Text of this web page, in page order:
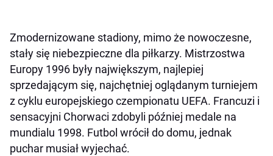
Zmodernizowane stadiony, mimo że nowoczesne,
stały się niebezpieczne dla piłkarzy. Mistrzostwa
Europy 1996 były największym, najlepiej
sprzedającym się, najchętniej oglądanym turniejem
z cyklu europejskiego czempionatu UEFA. Francuzi i
sensacyjni Chorwaci zdobyli później medale na
mundialu 1998. Futbol wrócił do domu, jednak
puchar musiał wyjechać.